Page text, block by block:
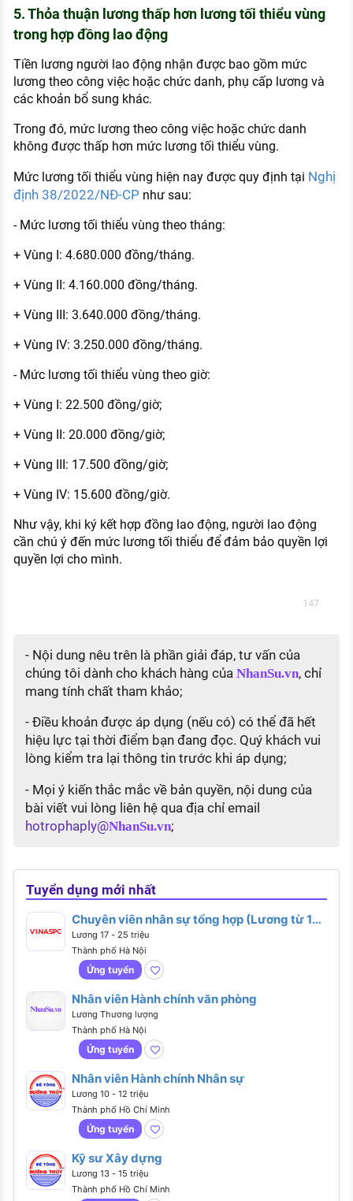
5. Thỏa thuận lương thấp hơn lương tối thiểu vùng
trong hợp đồng lao động
Tiền lương người lao động nhận được bao gồm mức
lương theo công việc hoặc chức danh, phụ cấp lương và
các khoản bổ sung khác.
Trong đó, mức lương theo công việc hoặc chức danh
không được thấp hơn mức lương tối thiểu vùng.
Mức lương tối thiểu vùng hiện nay được quy định tại Nghị
định 38/2022/NĐ-CP như sau:
- Mức lương tối thiểu vùng theo tháng:
+ Vùng I: 4.680.000 đồng/tháng.
+ Vùng II: 4.160.000 đồng/tháng.
+ Vùng III: 3.640.000 đồng/tháng.
+ Vùng IV: 3.250.000 đồng/tháng.
- Mức lương tối thiểu vùng theo giờ:
+ Vùng I: 22.500 đồng/giờ;
+ Vùng II: 20.000 đồng/giờ;
+ Vùng III: 17.500 đồng/giờ;
+ Vùng IV: 15.600 đồng/giờ.
Như vậy, khi ký kết hợp đồng lao động, người lao động
cần chú ý đến mức lương tối thiểu để đảm bảo quyền lợi
quyền lợi cho mình.
147
- Nội dung nêu trên là phần giải đáp, tư vấn của
chúng tôi dành cho khách hàng của NhanSu.vn, chỉ
mang tính chất tham khảo;
- Điều khoản được áp dụng (nếu có) có thể đã hết
hiệu lực tại thời điểm bạn đang đọc. Quý khách vui
lòng kiểm tra lại thông tin trước khi áp dụng;
- Mọi ý kiến thắc mắc về bản quyền, nội dung của
bài viết vui lòng liên hệ qua địa chỉ email
hotrophaply@NhanSu.vn;
Tuyển dụng mới nhất
Chuyên viên nhân sự tổng hợp (Lương từ 17 -
25 triệu)
Lương 17 - 25 triệu
Thành phố Hà Nội
Ứng tuyển
Nhân viên Hành chính văn phòng
Lương Thương lượng
Thành phố Hà Nội
Ứng tuyển
Nhân viên Hành chính Nhân sự
Lương 10 - 12 triệu
Thành phố Hồ Chí Minh
Ứng tuyển
Kỹ sư Xây dựng
Lương 13 - 15 triệu
Thành phố Hồ Chí Minh